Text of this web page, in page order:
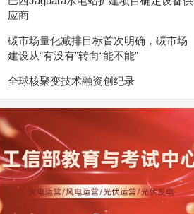
应商
碳市场量化减排目标首次明确，碳市场
建设从“有没有”转向“能不能”
全球核聚变技术融资创纪录